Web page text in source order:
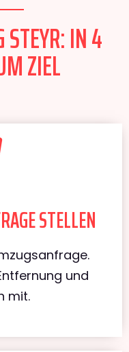
IN 4
ZIEL
STELLEN
und
mit.